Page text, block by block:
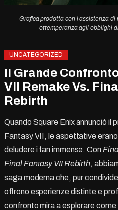
Grafica prodotta con l’assistenza
ottemperanza agli obblighi
UNCATEGORIZED
Il Grande
VII Remake Vs.
Rebirth
Quando Square Enix annunciò il
Fantasy VII, le aspettative
deludere i fan immense. Con
Final Fantasy VII Rebirth,
saga moderna che, pur
offrono esperienze distinte e
confronto mira a esplorare